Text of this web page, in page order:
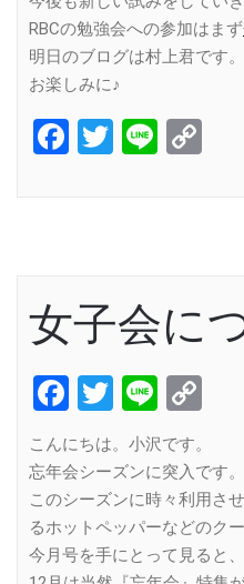
RBCの勉強会への参加はまず
明日のブログは村上君です。
お楽しみに♪
Facebook
Twitter
Line
女子会に
Facebook
Twitter
Line
こんにちは。小沢です。
忘年会シーズンに突入です。
このシーズンに時々利用さ
るホットペッパーなどのクー
今月号を手にとって見ると